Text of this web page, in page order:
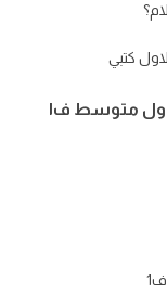
اول متوسط ف١